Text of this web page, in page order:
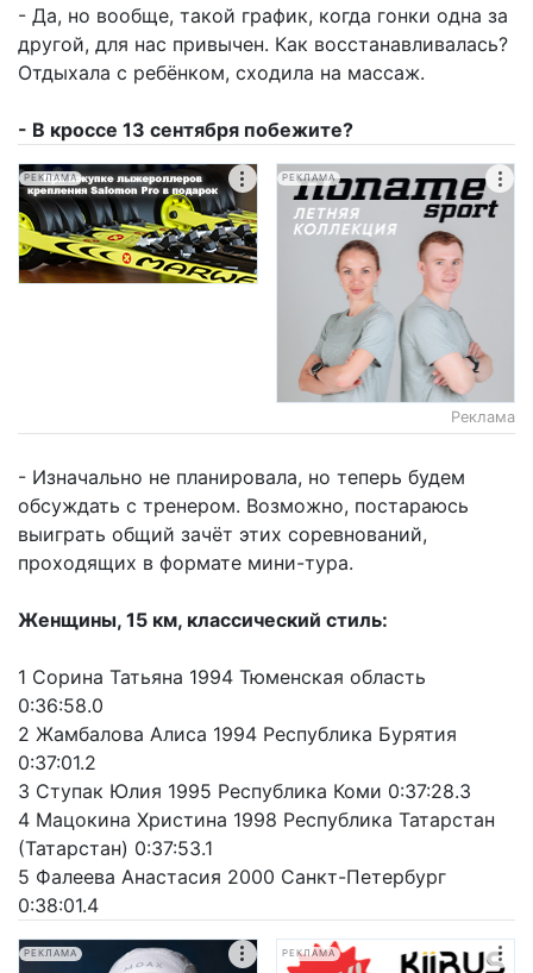
- Да, но вообще, такой график, когда гонки одна за
другой, для нас привычен. Как восстанавливалась?
Отдыхала с ребёнком, сходила на массаж.
- В кроссе 13 сентября побежите?
РЕКЛАМА РЕКЛАМА
Реклама
- Изначально не планировала, но теперь будем
обсуждать с тренером. Возможно, постараюсь
выиграть общий зачёт этих соревнований,
проходящих в формате мини-тура.
Женщины, 15 км, классический стиль:
1 Сорина Татьяна 1994 Тюменская область
0:36:58.0
2 Жамбалова Алиса 1994 Республика Бурятия
0:37:01.2
3 Ступак Юлия 1995 Республика Коми 0:37:28.3
4 Мацокина Христина 1998 Республика Татарстан
(Татарстан) 0:37:53.1
5 Фалеева Анастасия 2000 Санкт-Петербург
0:38:01.4
РЕКЛАМА РЕКЛАМА